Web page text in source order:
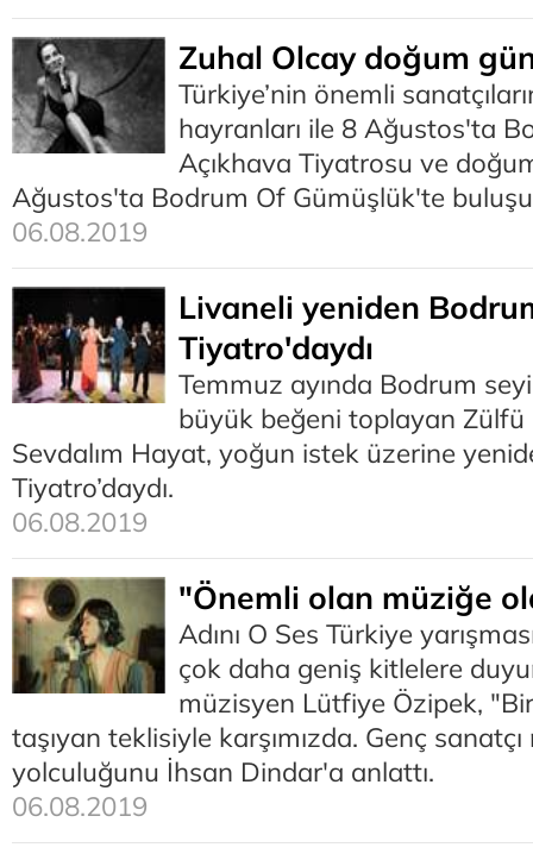
Zuhal Olcay doğum
Türkiye’nin önemli
hayranları ile 8 Ağustos'ta
Açıkhava Tiyatrosu ve
Ağustos'ta Bodrum Of Gümüşlük'te
06.08.2019
Livaneli yeniden
Tiyatro'daydı
Temmuz ayında Bodrum
büyük beğeni toplayan Zülfü
Sevdalım Hayat, yoğun istek üzerine
Tiyatro’daydı.
06.08.2019
"Önemli olan müziğe
Adını O Ses Türkiye
çok daha geniş kitlelere
müzisyen Lütfiye Özipek, "Bir
taşıyan teklisiyle karşımızda. Genç
yolculuğunu İhsan Dindar'a anlattı.
06.08.2019